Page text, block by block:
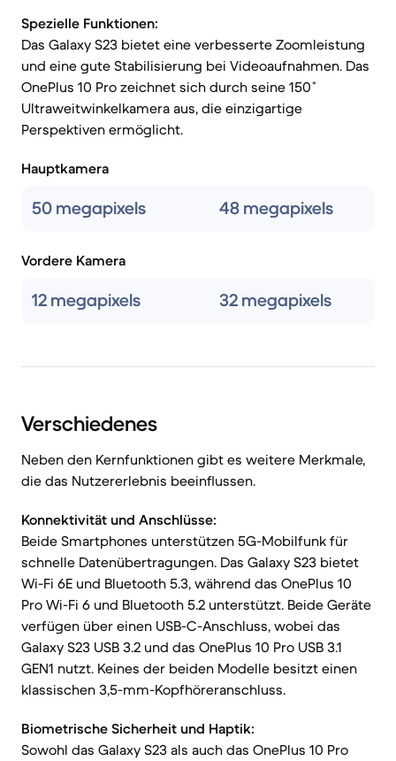
Spezielle Funktionen:
Das Galaxy S23 bietet eine verbesserte Zoomleistung
und eine gute Stabilisierung bei Videoaufnahmen. Das
OnePlus 10 Pro zeichnet sich durch seine 150˚
Ultraweitwinkelkamera aus, die einzigartige
Perspektiven ermöglicht.
Hauptkamera
50 megapixels 48 megapixels
Vordere Kamera
12 megapixels 32 megapixels
Verschiedenes
Neben den Kernfunktionen gibt es weitere Merkmale,
die das Nutzererlebnis beeinflussen.
Konnektivität und Anschlüsse:
Beide Smartphones unterstützen 5G-Mobilfunk für
schnelle Datenübertragungen. Das Galaxy S23 bietet
Wi-Fi 6E und Bluetooth 5.3, während das OnePlus 10
Pro Wi-Fi 6 und Bluetooth 5.2 unterstützt. Beide Geräte
verfügen über einen USB-C-Anschluss, wobei das
Galaxy S23 USB 3.2 und das OnePlus 10 Pro USB 3.1
GEN1 nutzt. Keines der beiden Modelle besitzt einen
klassischen 3,5-mm-Kopfhöreranschluss.
Biometrische Sicherheit und Haptik:
Sowohl das Galaxy S23 als auch das OnePlus 10 Pro